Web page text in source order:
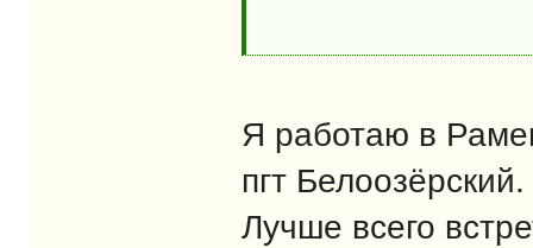
Я работаю в
пгт Белоозёрский.
Лучше всего